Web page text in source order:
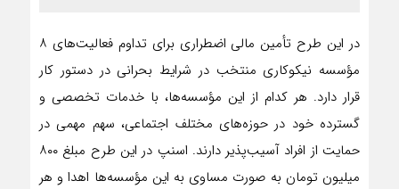
در این طرح تأمین مالی اضطراری برای تداوم فعالیت‌های ۸
مؤسسه‌ نیکوکاری منتخب در شرایط بحرانی در دستور کار
قرار دارد. هر کدام از این مؤسسه‌ها، با خدمات تخصصی و
گسترده‌ خود در حوزه‌های مختلف اجتماعی، سهم مهمی در
حمایت از افراد آسیب‌پذیر دارند. اسنپ در این طرح مبلغ ۸۰۰
میلیون تومان به صورت مساوی به این مؤسسه‌ها اهدا و هر